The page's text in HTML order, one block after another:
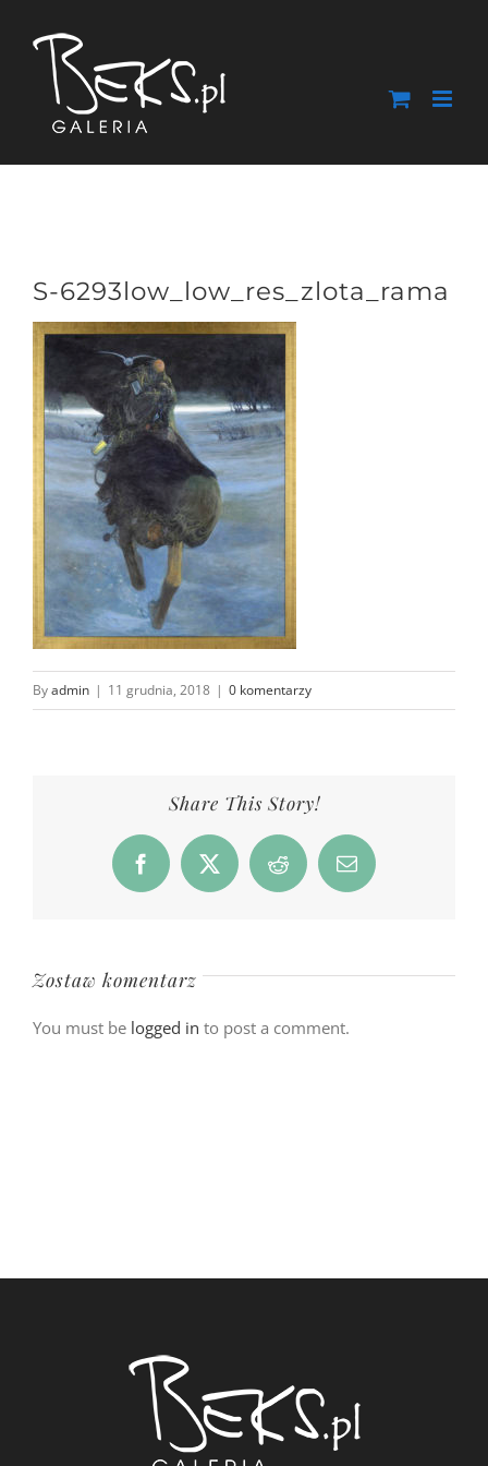
zawartości
S-6293low_low_res_zlota_rama
Byadmin | 11 grudnia, 2018 | 0 komentarzy
Share This Story!
Facebook
X Reddit Email
Zostaw komentarz
You must be logged in to post a comment.